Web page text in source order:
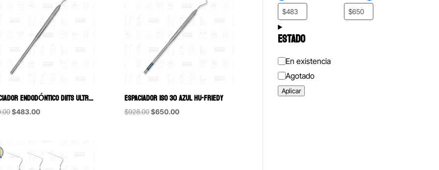
ESPACIADOR ENDODÓNTICO D11TS ULTRA DELGADO 20MM HU-FRIEDY
Original
$483.00Current
ESPACIADOR ISO 30 AZUL HU-FRIEDY
$928.00 Original
$650.00Current
ESTADO
Estado
En existencia
Agotado
Aplicar